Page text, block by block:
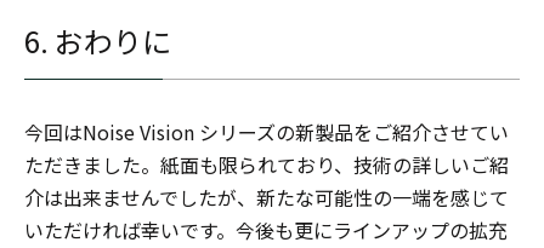
6. おわりに
今回はNoise Vision シリーズの新製品をご紹介させてい
ただきました。紙面も限られており、技術の詳しいご紹
介は出来ませんでしたが、新たな可能性の一端を感じて
いただければ幸いです。今後も更にラインアップの拡充